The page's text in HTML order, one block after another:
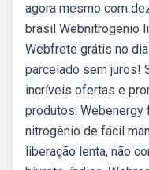
agora mesmo com
brasil Webnitrogenio
Webfrete grátis no
parcelado sem juros!
incríveis ofertas e
produtos. Webenergy
nitrogênio de fácil
liberação lenta, não